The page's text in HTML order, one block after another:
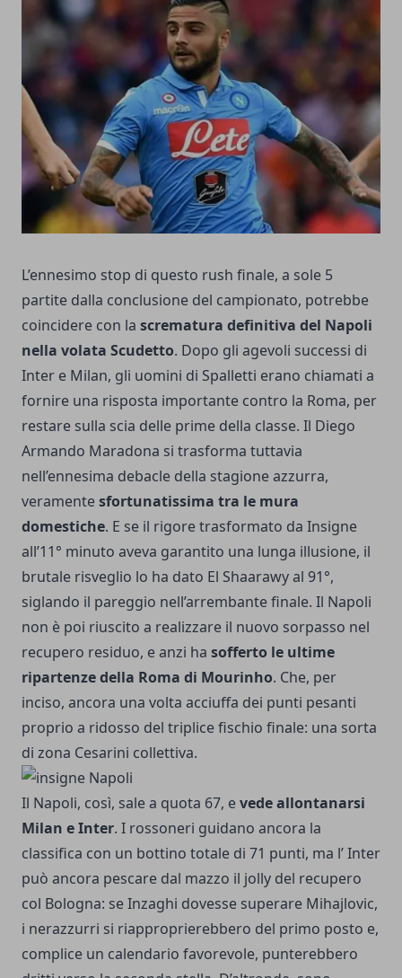
L’ennesimo stop di questo rush finale, a sole 5
partite dalla conclusione del campionato, potrebbe
coincidere con la scrematura definitiva del Napoli
nella volata Scudetto. Dopo gli agevoli successi di
Inter e Milan, gli uomini di Spalletti erano chiamati a
fornire una risposta importante contro la Roma, per
restare sulla scia delle prime della classe. Il Diego
Armando Maradona si trasforma tuttavia
nell’ennesima debacle della stagione azzurra,
veramentesfortunatissima tra le mura
domestiche. E se il rigore trasformato da Insigne
all’11° minuto aveva garantito una lunga illusione, il
brutale risveglio lo ha dato El Shaarawy al 91°,
siglando il pareggio nell’arrembante finale. Il Napoli
non è poi riuscito a realizzare il nuovo sorpasso nel
recupero residuo, e anzi ha sofferto le ultime
ripartenze della Roma di Mourinho. Che, per
inciso, ancora una volta acciuffa dei punti pesanti
proprio a ridosso del triplice fischio finale: una sorta
di zona Cesarini collettiva.
Il Napoli, così, sale a quota 67, evede allontanarsi
Milan e Inter. I rossoneri guidano ancora la
classifica con un bottino totale di 71 punti, ma l’ Inter
può ancora pescare dal mazzo il jolly del recupero
col Bologna: se Inzaghi dovesse superare Mihajlovic,
i nerazzurri si riapproprierebbero del primo posto e,
complice un calendario favorevole, punterebbero